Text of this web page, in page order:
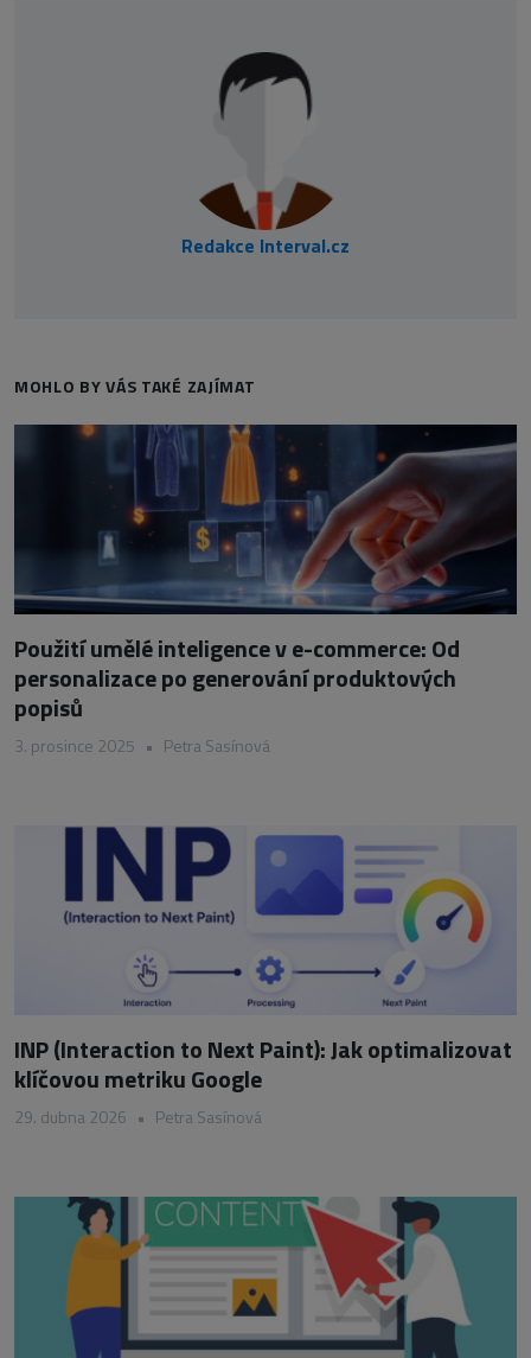
Redakce Interval.cz
MOHLO BY VÁS TAKÉ ZAJÍMAT
Použití umělé inteligence v e-commerce: Od
personalizace po generování produktových
popisů
3. prosince 2025 • Petra Sasínová
INP (Interaction to Next Paint): Jak optimalizovat
klíčovou metriku Google
29. dubna 2026 • Petra Sasínová